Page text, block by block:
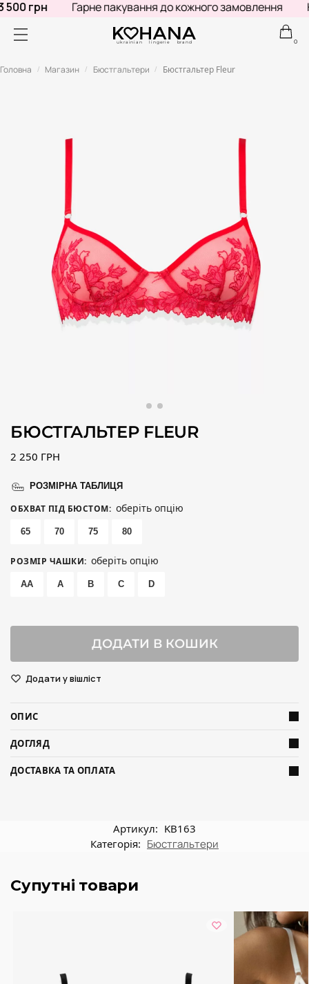
грн Гарне пакування до кожного замовлення
ukrainian lingerie brand 0
Головна / Магазин / Бюстгальтери / Бюстгальтер Fleur
БЮСТГАЛЬТЕР FLEUR
2 250 ГРН
РОЗМІРНА ТАБЛИЦЯ
ОБХВАТ ПІД БЮСТОМ: оберіть опцію
65 70 75 80
РОЗМІР ЧАШКИ: оберіть опцію
AA A B C D
ДОДАТИ В КОШИК
Додати у вішліст
ОПИС
ДОГЛЯД
ДОСТАВКА ТА ОПЛАТА
Артикул: KB163
Категорія: Бюстгальтери
Супутні товари